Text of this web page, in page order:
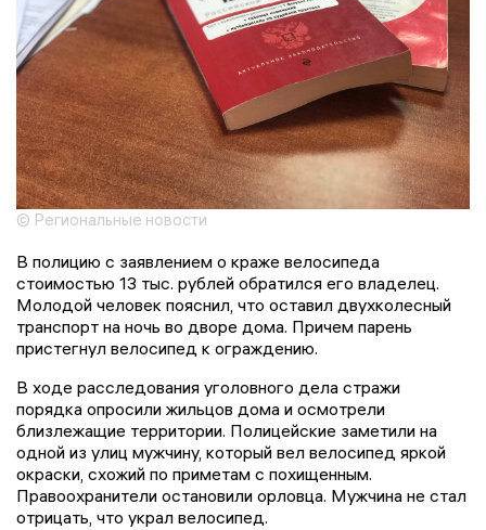
© Региональные новости
В полицию с заявлением о краже велосипеда
стоимостью 13 тыс. рублей обратился его владелец.
Молодой человек пояснил, что оставил двухколесный
транспорт на ночь во дворе дома. Причем парень
пристегнул велосипед к ограждению.
В ходе расследования уголовного дела стражи
порядка опросили жильцов дома и осмотрели
близлежащие территории. Полицейские заметили на
одной из улиц мужчину, который вел велосипед яркой
окраски, схожий по приметам с похищенным.
Правоохранители остановили орловца. Мужчина не стал
отрицать, что украл велосипед.